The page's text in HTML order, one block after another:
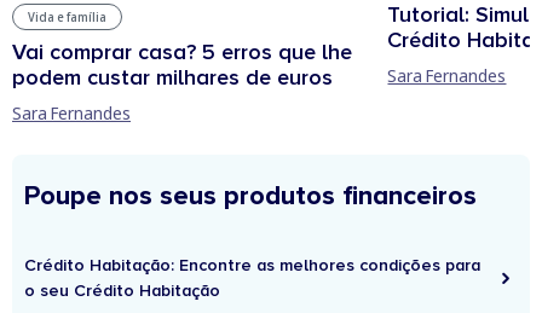
Vida e família
Vai comprar casa? 5 erros que lhe
podem custar milhares de euros
Sara Fernandes
Tutorial:
Crédito
Sara Fernandes
Poupe nos seus produtos financeiros
Crédito Habitação: Encontre as melhores condições para
o seu Crédito Habitação